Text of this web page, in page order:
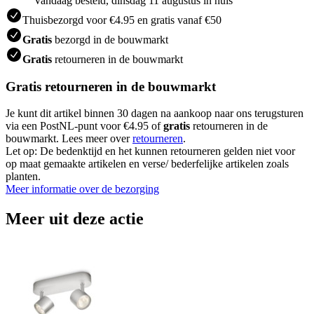
Thuisbezorgd voor €4.95 en gratis vanaf €50
Gratis bezorgd in de bouwmarkt
Gratis retourneren in de bouwmarkt
Gratis retourneren in de bouwmarkt
Je kunt dit artikel binnen 30 dagen na aankoop naar ons terugsturen
via een PostNL-punt voor €4.95 ofgratis retourneren in de
bouwmarkt. Lees meer overretourneren.
Let op: De bedenktijd en het kunnen retourneren gelden niet voor
op maat gemaakte artikelen en verse/ bederfelijke artikelen zoals
planten.
Meer informatie over de bezorging
Meer uit deze actie